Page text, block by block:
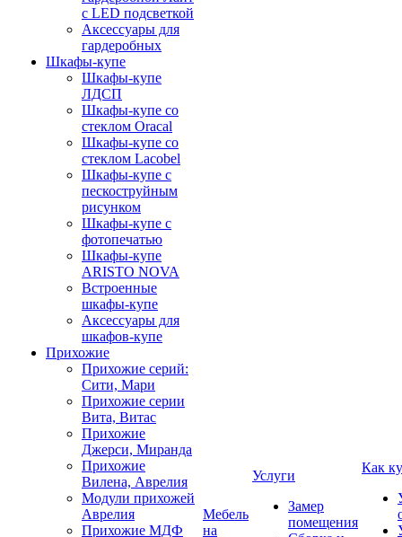
с LED подсветкой
Аксессуары для
гардеробных
Шкафы-купе
Шкафы-купе
ЛДСП
Шкафы-купе со
стеклом Oracal
Шкафы-купе со
стеклом Lacobel
Шкафы-купе с
пескоструйным
рисунком
Шкафы-купе с
фотопечатью
Шкафы-купе
ARISTO NOVA
Встроенные
шкафы-купе
Аксессуары для
шкафов-купе
Прихожие
Прихожие серий:
Сити, Мари
Прихожие серии
Вита, Витас
Прихожие
Джерси, Миранда
Прихожие
Вилена, Аврелия
Модули прихожей
Аврелия
Прихожие МДФ
Мебель
на
Услуги
Замер
помещения
Как